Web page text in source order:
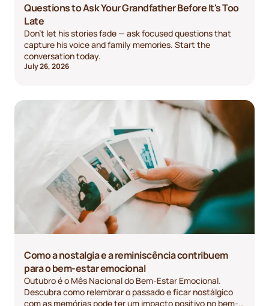
Questions to Ask Your Grandfather Before It's Too
Late
Don't let his stories fade — ask focused questions that
capture his voice and family memories. Start the
conversation today.
July 26, 2026
Como a nostalgia e a reminiscência contribuem
para o bem-estar emocional
Outubro é o Mês Nacional do Bem-Estar Emocional.
Descubra como relembrar o passado e ficar nostálgico
com as memórias pode ter um impacto positivo no bem-